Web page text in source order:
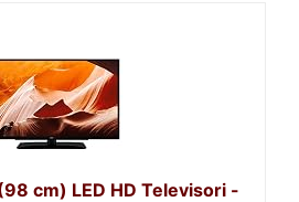
cm) LED HD Televisori -